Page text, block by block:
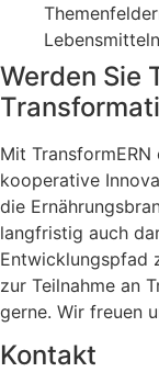
Werden Sie
Mit
kooperative
die
langfristig auch
Entwicklungspfad
zur Teilnahme an
gerne. Wir freuen
Kontakt